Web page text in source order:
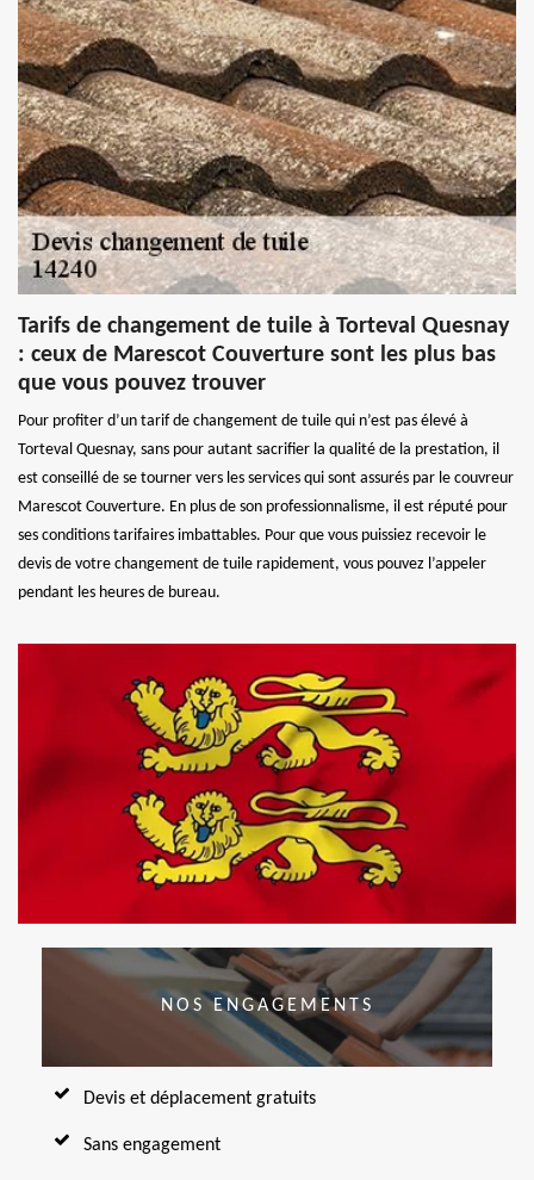
Tarifs de changement de tuile à Torteval Quesnay
: ceux de Marescot Couverture sont les plus bas
que vous pouvez trouver
Pour profiter d’un tarif de changement de tuile qui n’est pas élevé à
Torteval Quesnay, sans pour autant sacrifier la qualité de la prestation, il
est conseillé de se tourner vers les services qui sont assurés par le couvreur
Marescot Couverture. En plus de son professionnalisme, il est réputé pour
ses conditions tarifaires imbattables. Pour que vous puissiez recevoir le
devis de votre changement de tuile rapidement, vous pouvez l’appeler
pendant les heures de bureau.
NOS ENGAGEMENTS
Devis et déplacement gratuits
Sans engagement